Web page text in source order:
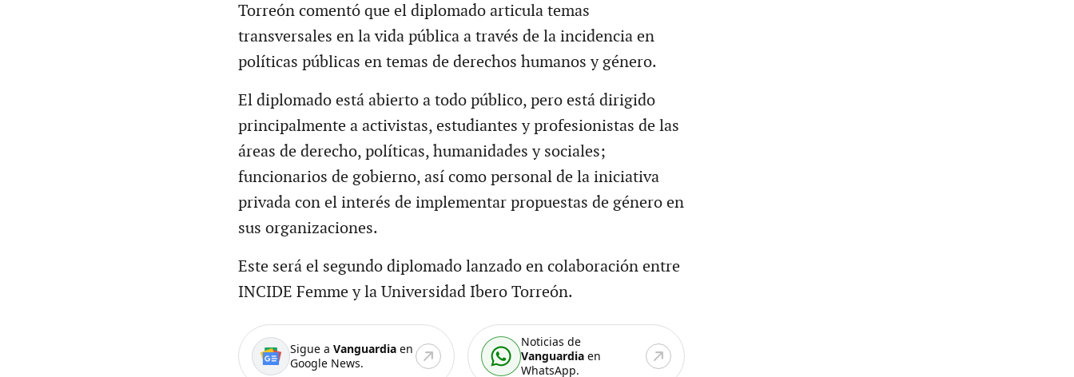
Torreón comentó que el diplomado articula temas
transversales en la vida pública a través de la incidencia en
políticas públicas en temas de derechos humanos y género.
El diplomado está abierto a todo público, pero está dirigido
principalmente a activistas, estudiantes y profesionistas de las
áreas de derecho, políticas, humanidades y sociales;
funcionarios de gobierno, así como personal de la iniciativa
privada con el interés de implementar propuestas de género en
sus organizaciones.
Este será el segundo diplomado lanzado en colaboración entre
INCIDE Femme y la Universidad Ibero Torreón.
Sigue a Vanguardiaen
Google News.
Noticias de
Vanguardia en
WhatsApp.